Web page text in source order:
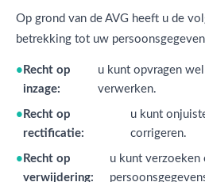
Op grond van de AVG heeft u de
betrekking tot uw
Recht op
inzage:
u kunt opvragen
verwerken.
Recht op
rectificatie:
u kunt
corrigeren.
Recht op
verwijdering:
u kunt verzoeken